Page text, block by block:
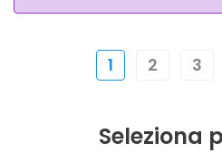
1 2 3
Seleziona